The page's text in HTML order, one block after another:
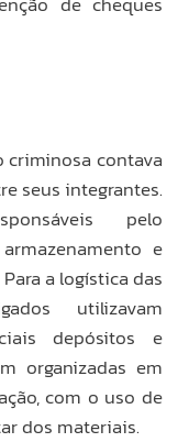
criminosa contava
seus integrantes.
pelo
e
a logística das
utilizavam
depósitos e
organizadas em
com o uso de
dos materiais.